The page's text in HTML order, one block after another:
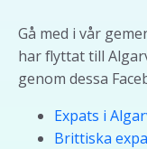
Gå med i vår
har flyttat till
genom dessa
Expats i
Brittiska